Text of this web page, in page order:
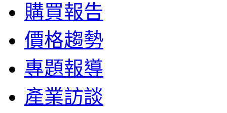
購買報告
價格趨勢
專題報導
產業訪談